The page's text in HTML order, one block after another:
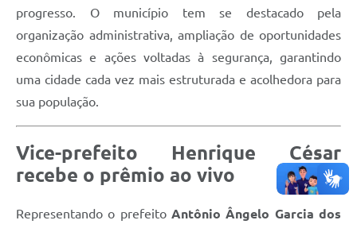
progresso. O município tem se destacado pela
organização administrativa, ampliação de oportunidades
econômicas e ações voltadas à segurança, garantindo
uma cidade cada vez mais estruturada e acolhedora para
sua população.
Vice-prefeito Henrique César
recebe o prêmio ao vivo
Representando o prefeito Antônio Ângelo Garcia dos